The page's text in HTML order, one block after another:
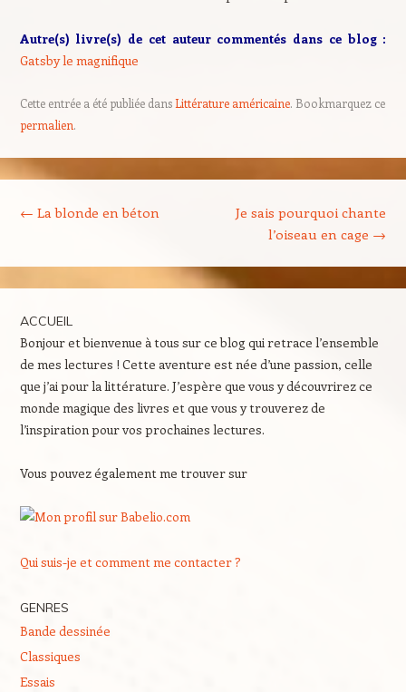
Autre(s) livre(s) de cet auteur commentés dans ce blog :
Gatsby le magnifique
Cette entrée a été publiée dansLittérature américaine. Bookmarquez ce
permalien.
← La blonde en béton
Je sais pourquoi chante
l’oiseau en cage →
ACCUEIL
Bonjour et bienvenue à tous sur ce blog qui retrace l’ensemble
de mes lectures ! Cette aventure est née d’une passion, celle
que j’ai pour la littérature. J’espère que vous y découvrirez ce
monde magique des livres et que vous y trouverez de
l’inspiration pour vos prochaines lectures.
Vous pouvez également me trouver sur
Qui suis-je et comment me contacter ?
GENRES
Bande dessinée
Classiques
Essais